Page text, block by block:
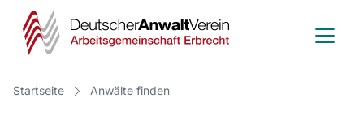
Deutscher
Anwalt
Startseite Anwälte finden